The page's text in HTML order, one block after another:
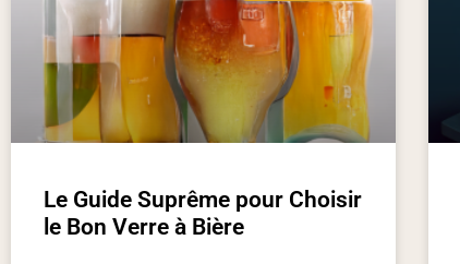
Le Guide Suprême pour Choisir
le Bon Verre à Bière